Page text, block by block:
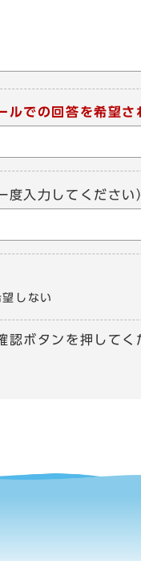
ルでの回答を希望
度入力してください
望しない
ボタンを押してく